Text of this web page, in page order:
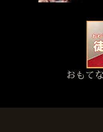
おもて